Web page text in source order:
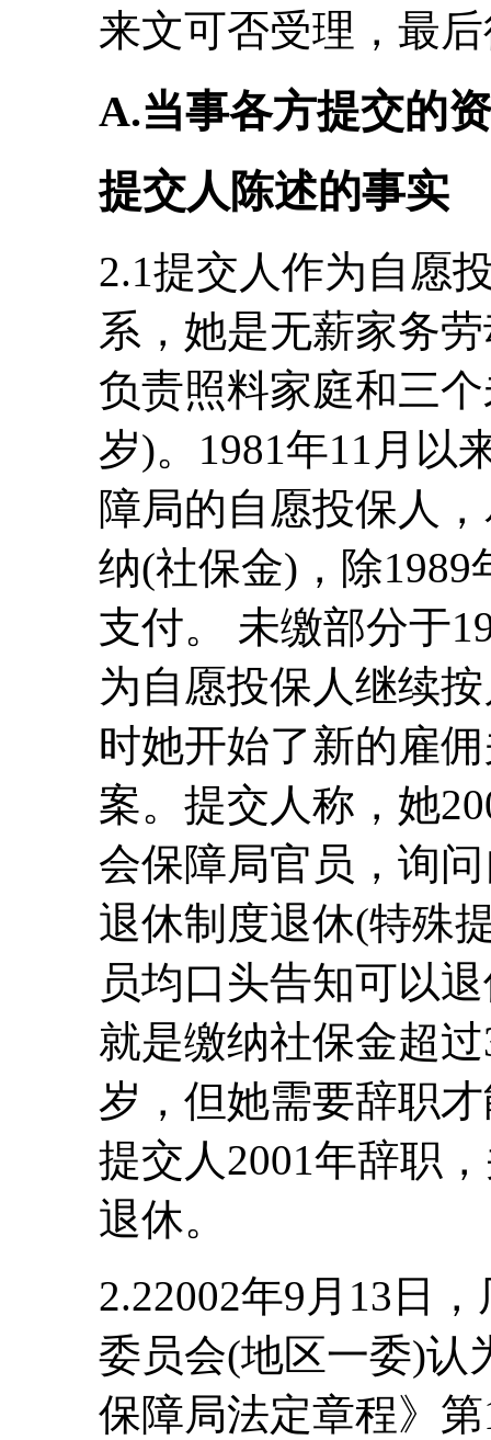
来文可否受理，最
A.当事各方提交的
提交人陈述的事实
2.1提交人作为自愿
系，她是无薪家务
负责照料家庭和三
岁)。1981年11月以
障局的自愿投保人
纳(社保金)，除1989
支付。 未缴部分于
为自愿投保人继续
时她开始了新的雇
案。提交人称，她
会保障局官员，询
退休制度退休(特殊
员均口头告知可以
就是缴纳社保金超
岁，但她需要辞职
提交人2001年辞职
退休。
2.22002年9月13日
委员会(地区一委)认
保障局法定章程》